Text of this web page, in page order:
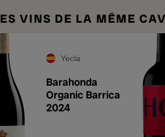
VINS DE LA MÊME
Yecla
Barahonda
Organic Barrica
2024